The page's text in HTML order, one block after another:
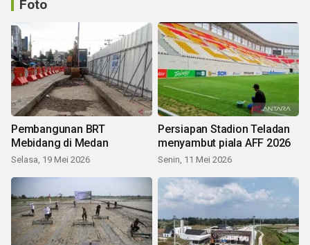
Foto
Pembangunan BRT
Mebidang di Medan
Selasa, 19 Mei 2026
Persiapan Stadion Teladan
menyambut piala AFF 2026
Senin, 11 Mei 2026